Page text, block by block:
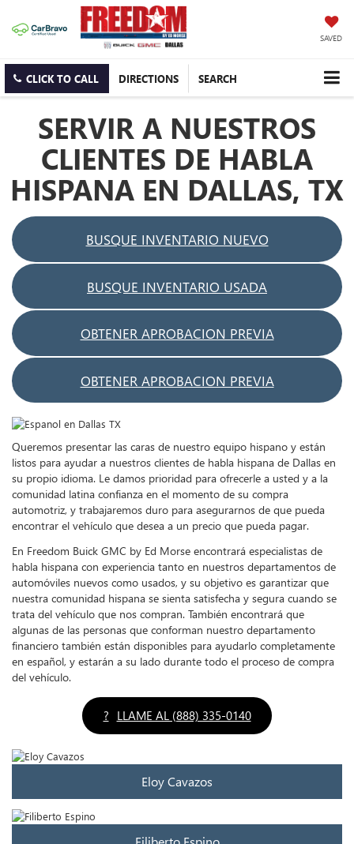
SAVED
CLICK TO CALL DIRECTIONS SEARCH
SERVIR A NUESTROS
CLIENTES DE HABLA
HISPANA EN DALLAS, TX
BUSQUE INVENTARIO NUEVO
BUSQUE INVENTARIO USADA
OBTENER APROBACION PREVIA
OBTENER APROBACION PREVIA
Queremos presentar las caras de nuestro equipo hispano y están
listos para ayudar a nuestros clientes de habla hispana de Dallas en
su propio idioma. Le damos prioridad para ofrecerle a usted y a la
comunidad latina confianza en el momento de su compra
automotriz, y trabajaremos duro para asegurarnos de que pueda
encontrar el vehículo que desea a un precio que pueda pagar.
En Freedom Buick GMC by Ed Morse encontrará especialistas de
habla hispana con experiencia tanto en nuestros departamentos de
automóviles nuevos como usados, y su objetivo es garantizar que
nuestra comunidad hispana se sienta satisfecha y segura cuando se
trata del vehículo que nos compran. También encontrará que
algunas de las personas que conforman nuestro departamento
financiero también están disponibles para ayudarlo completamente
en español, y estarán a su lado durante todo el proceso de compra
del vehículo.
? LLAME AL (888) 335-0140
Eloy Cavazos